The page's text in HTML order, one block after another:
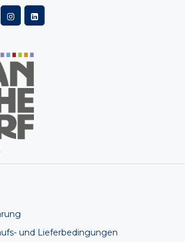
und Lieferbedingungen